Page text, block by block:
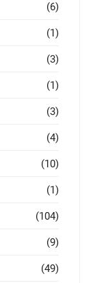
(6)
(1)
(3)
(1)
(3)
(4)
(10)
(1)
(104)
(9)
(49)